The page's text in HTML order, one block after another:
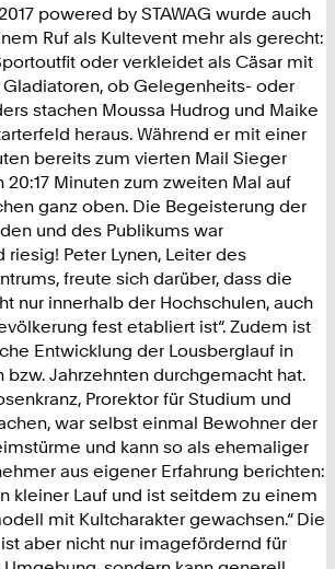
powered by STAWAG wurde auch
Ruf als Kultevent mehr als gerecht:
oder verkleidet als Cäsar mit
ob Gelegenheits- oder
stachen Moussa Hudrog und Maike
heraus. Während er mit einer
bereits zum vierten Mail Sieger
20:17 Minuten zum zweiten Mal auf
ganz oben. Die Begeisterung der
und des Publikums war
Peter Lynen, Leiter des
freute sich darüber, dass die
nur innerhalb der Hochschulen, auch
fest etabliert ist“. Zudem ist
Entwicklung der Lousberglauf in
bzw. Jahrzehnten durchgemacht hat.
Prorektor für Studium und
war selbst einmal Bewohner der
und kann so als ehemaliger
aus eigener Erfahrung berichten:
kleiner Lauf und ist seitdem zu einem
mit Kultcharakter gewachsen.“ Die
aber nicht nur imagefördernd für